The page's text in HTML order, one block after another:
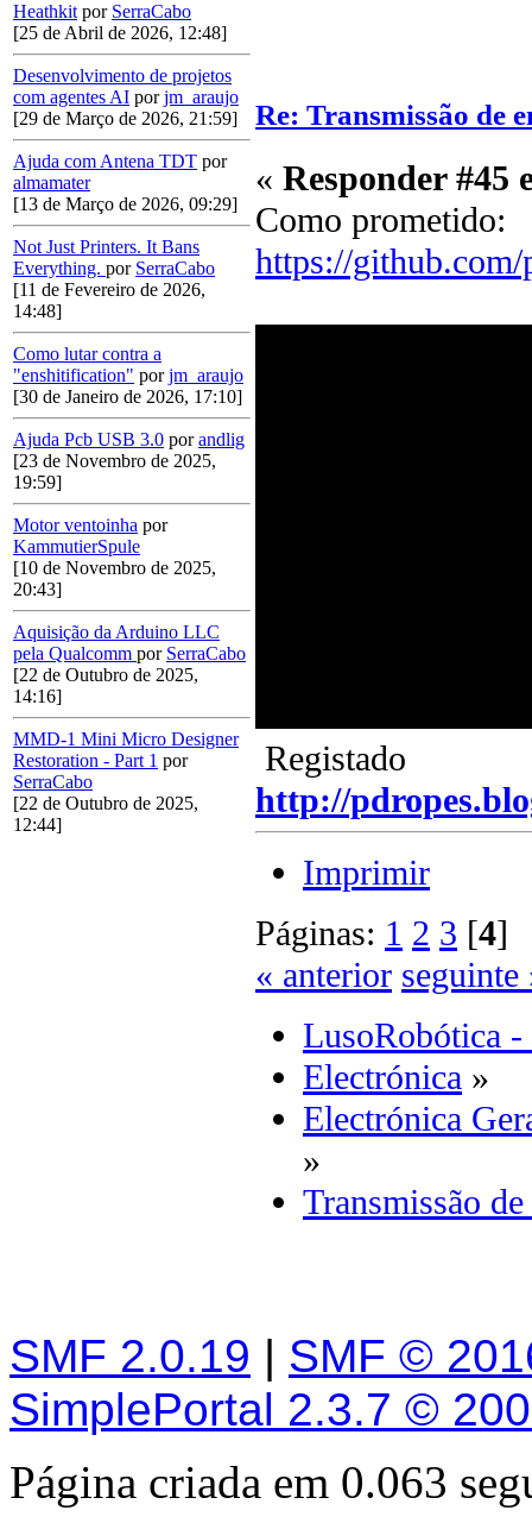
Heathkit por SerraCabo
[25 de Abril de 2026, 12:48]
Desenvolvimento de projetos
com agentes AI porjm_araujo
[29 de Março de 2026, 21:59]
Ajuda com Antena TDT por
almamater
[13 de Março de 2026, 09:29]
Not Just Printers. It Bans
Everything. por SerraCabo
[11 de Fevereiro de 2026,
14:48]
Como lutar contra a
"enshitification" porjm_araujo
[30 de Janeiro de 2026, 17:10]
Ajuda Pcb USB 3.0 porandlig
[23 de Novembro de 2025,
19:59]
Motor ventoinha por
KammutierSpule
[10 de Novembro de 2025,
20:43]
Aquisição da Arduino LLC
pela Qualcomm por SerraCabo
[22 de Outubro de 2025,
14:16]
MMD-1 Mini Micro Designer
Restoration - Part 1 por
SerraCabo
[22 de Outubro de 2025,
12:44]
Re: Transmissão de
« Responder #45
Como prometido:
https://
Registado
http://
Imprimir
Páginas: 1 2 3 [4
« anterior seguinte
LusoRobótica -
Electrónica »
Electrónica
»
Transmissão
SMF 2.0.19 | SMF ©
SimplePortal 2.3.7 ©
Página criada em 0.063